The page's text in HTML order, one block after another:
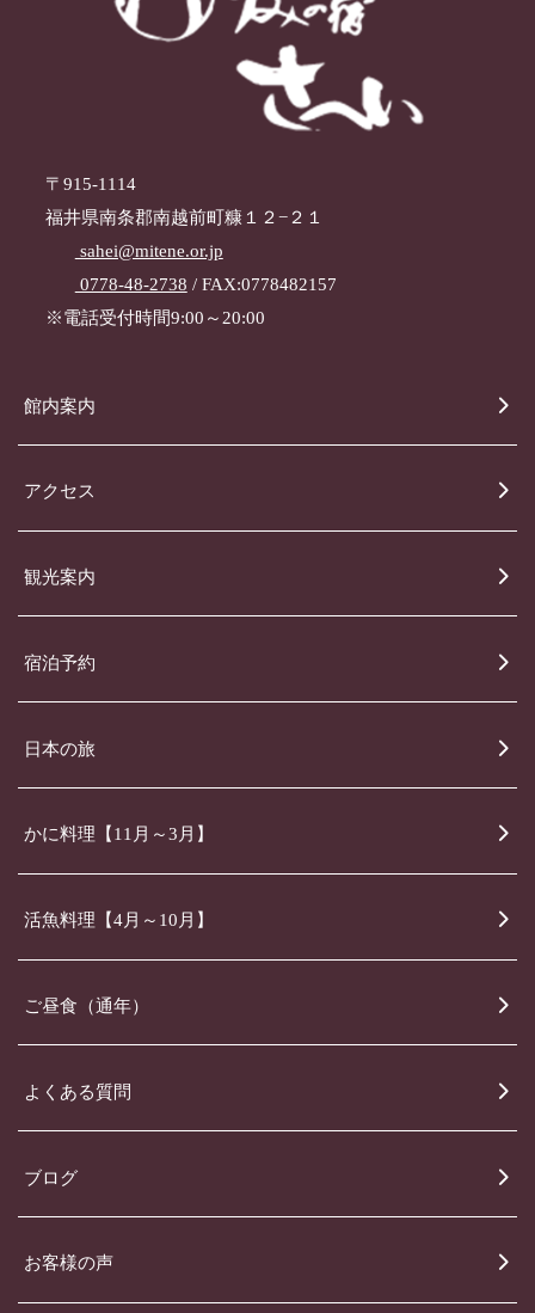
〒915-1114
福井県南条郡南越前町糠１２−２１
sahei@mitene.or.jp
0778-48-2738 / FAX:0778482157
※電話受付時間9:00～20:00
館内案内
アクセス
観光案内
宿泊予約
日本の旅
かに料理【11月～3月】
活魚料理【4月～10月】
ご昼食（通年）
よくある質問
ブログ
お客様の声